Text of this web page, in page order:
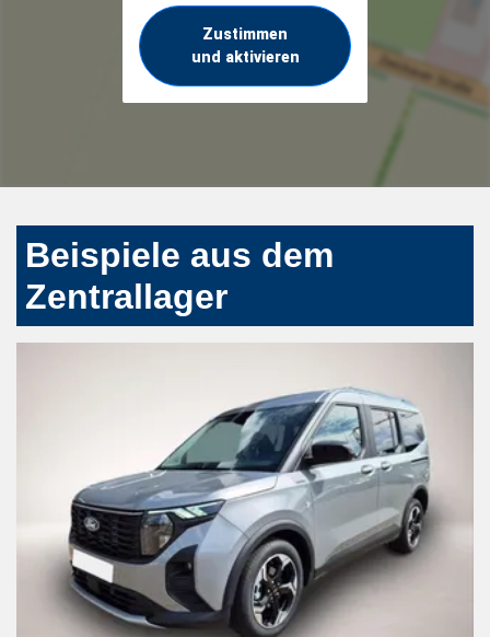
Zustimmen
und aktivieren
Beispiele aus dem
Zentrallager